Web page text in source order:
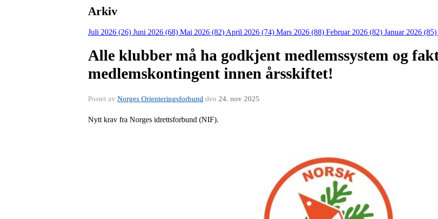
Arkiv
Juli 2026 (26) Juni 2026 (68) Mai 2026 (82) April 2026 (74) Mars 2026 (88) Februar 2026 (82) Januar 2026 (85)
Alle klubber må ha godkjent medlemssystem og
medlemskontingent innen årsskiftet!
Postet av Norges Orienteringsforbund den 24. nov 2025
Nytt krav fra Norges idrettsforbund (NIF).